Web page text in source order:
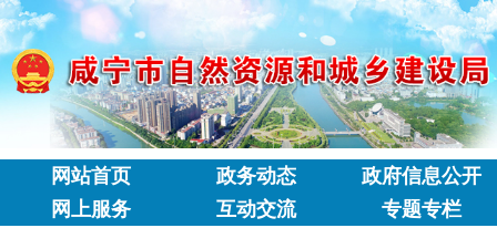
网站首页 政务动态
政府信息公开
网上服务
互动交流 专题专栏